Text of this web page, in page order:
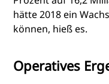
hätte 2018 ein
können, hieß es.
Operatives